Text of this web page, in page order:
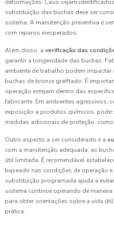
deformações. Caso sejam
substituição das buchas deve ser
sistema. A manutenção preventiva é
com reparos inesperados.
Além disso, a verificação das
garantir a longevidade das buchas.
ambiente de trabalho podem impactar
buchas de bronze grafitado. É
operação estejam dentro das
fabricante. Em ambientes agressivos,
exposição a produtos químicos, pode
medidas adicionais de proteção,
Outro aspecto a ser considerado é a
com a manutenção adequada, as
útil limitada. É recomendável
baseado nas condições de operação
substituição programada ajuda a
sistema continue operando de
para obter orientações sobre a vida
prática.